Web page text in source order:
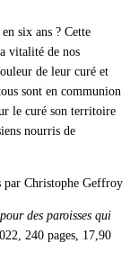
six ans ? Cette
vitalité de nos
de leur curé et
sont en communion
le curé son territoire
nourris de
par Christophe Geffroy
des paroisses qui
240 pages, 17,90